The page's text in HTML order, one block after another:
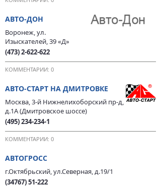
АВТО-ДОН
Воронеж, ул.
Изыскателей, 39 «Д»
(473) 2-622-622
КОММЕНТАРИИ: 0
АВТО-СТАРТ НА ДМИТРОВКЕ
Москва, 3-й Нижнелихоборский пр-д,
д.1А (Дмитровское шоссе)
(495) 234-234-1
КОММЕНТАРИИ: 0
АВТОГРОСС
г.Октябрьский, ул.Северная, д.19/1
(34767) 51-222